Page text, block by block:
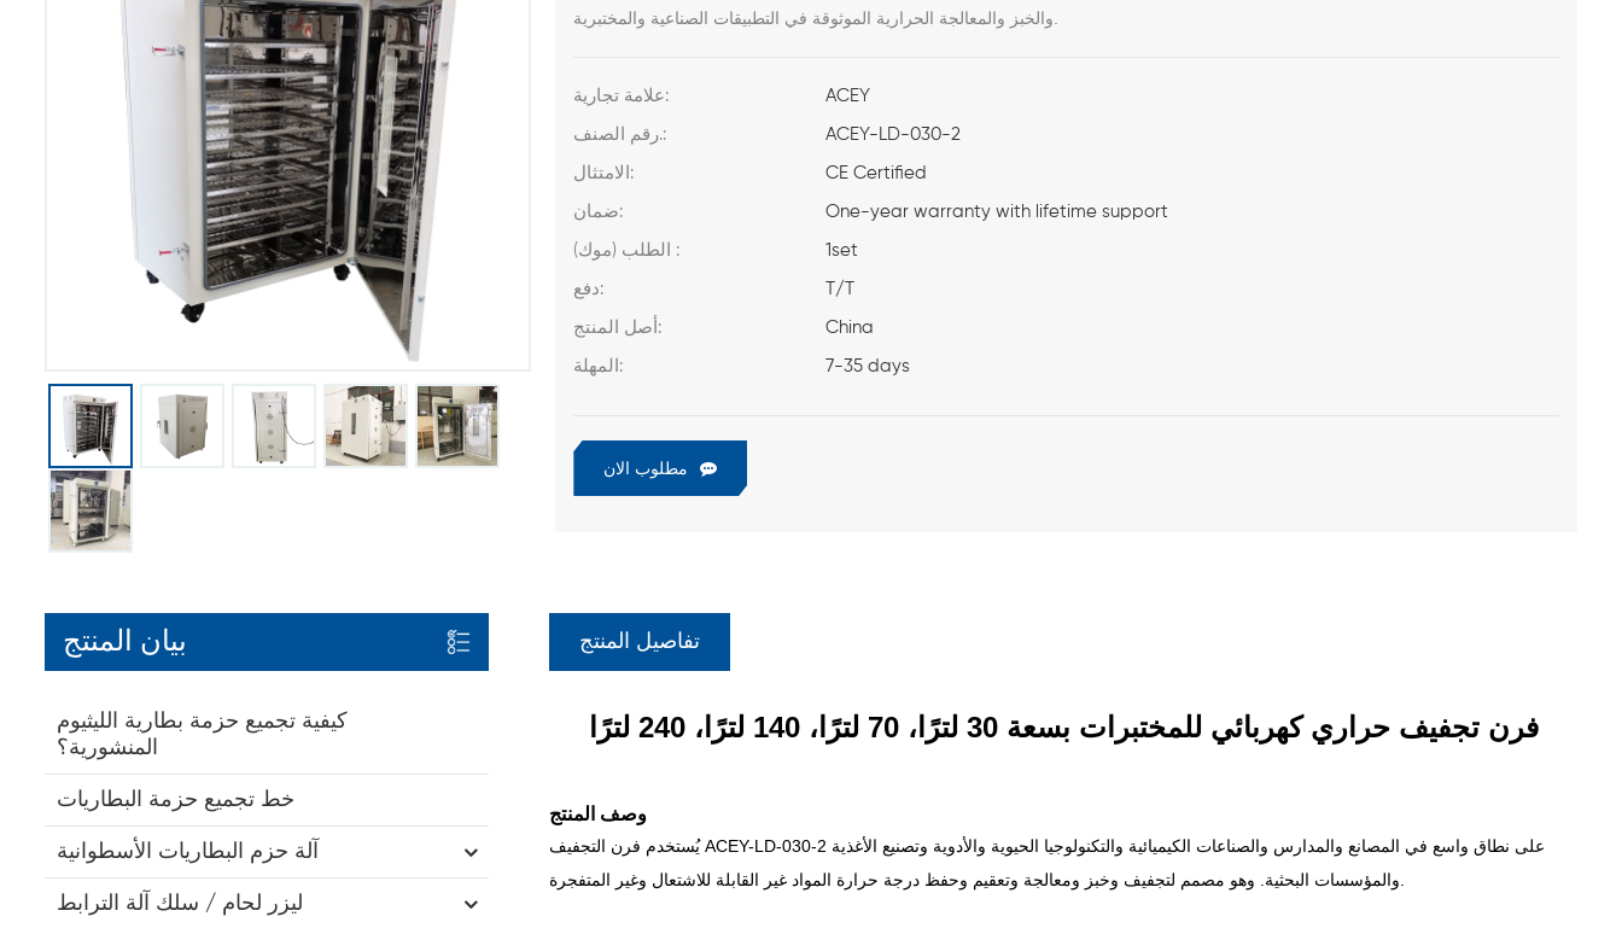
علامة تجارية: ACEY
رقم الصنف.: ACEY-LD-030-2
الامتثال: CE Certified
ضمان: One-year warranty with lifetime support
الطلب (موك) : 1set
دفع: T/T
أصل المنتج: China
المهلة: 7-35 days
مطلوب الان
بيان المنتج
كيفية تجميع حزمة بطارية الليثيوم
المنشورية؟
خط تجميع حزمة البطاريات
آلة حزم البطاريات الأسطوانية
ليزر لحام / سلك آلة الترابط
تفاصيل المنتج
فرن تجفيف حراري كهربائي للمختبرات بسعة 30 لترًا، 70 لترًا، 140 لترًا، 240 لترًا
وصف المنتج
يُستخدم فرن التجفيف ACEY-LD-030-2 على نطاق واسع في المصانع والمدارس والصناعات الكيميائية والتكنولوجيا الحيوية والأدوية وتصنيع الأغذية
والمؤسسات البحثية. وهو مصمم لتجفيف وخبز ومعالجة وتعقيم وحفظ درجة حرارة المواد غير القابلة للاشتعال وغير المتفجرة.